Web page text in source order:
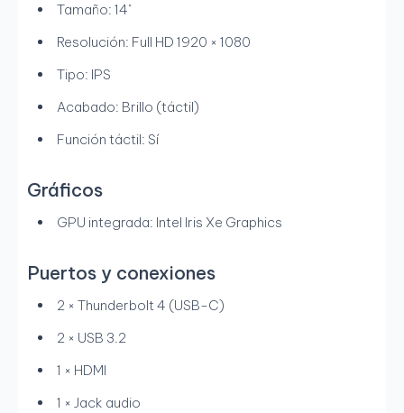
Tamaño: 14"
Resolución: Full HD 1920 × 1080
Tipo: IPS
Acabado: Brillo (táctil)
Función táctil: Sí
Gráficos
GPU integrada: Intel Iris Xe Graphics
Puertos y conexiones
2 × Thunderbolt 4 (USB-C)
2 × USB 3.2
1 × HDMI
1 × Jack audio